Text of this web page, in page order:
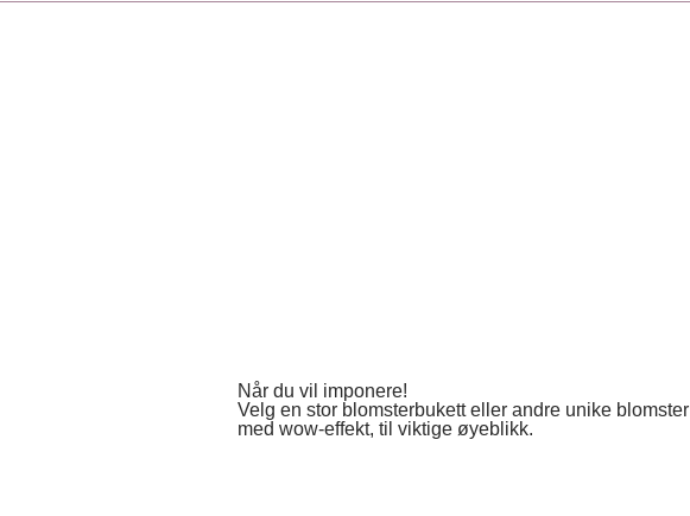
Når du vil imponere!
Velg en stor blomsterbukett eller andre unike blomster
med wow-effekt, til viktige øyeblikk.